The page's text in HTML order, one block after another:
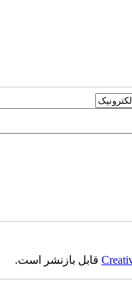
قابل بازنشر است.